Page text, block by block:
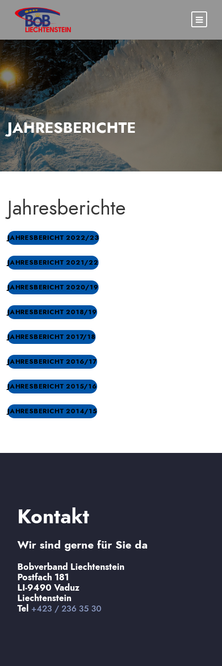
JAHRESBERICHTE
Jahresberichte
JAHRESBERICHT 2022/23
JAHRESBERICHT 2021/22
JAHRESBERICHT 2020/19
JAHRESBERICHT 2018/19
JAHRESBERICHT 2017/18
JAHRESBERICHT 2016/17
JAHRESBERICHT 2015/16
JAHRESBERICHT 2014/15
Kontakt
Wir sind gerne für Sie da
Bobverband Liechtenstein
Postfach 181
LI-9490 Vaduz
Liechtenstein
Tel +423 / 236 35 30